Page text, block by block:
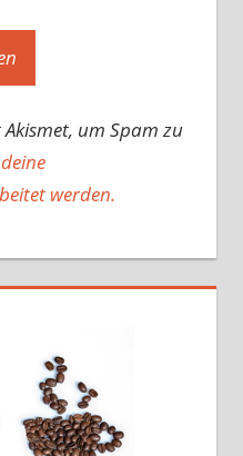
Akismet, um Spam zu
werden.